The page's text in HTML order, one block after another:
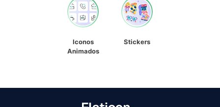
Iconos
Animados
Stickers